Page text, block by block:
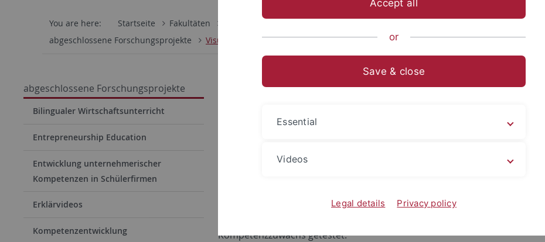
You are here: Startseite Fakultäten
abgeschlossene Forschungsprojekte
Visuelle Repräsentationen
abgeschlossene Forschungsprojekte
Bilingualer Wirtschaftsunterricht
Entrepreneurship Education
Entwicklung unternehmerischer
Kompetenzen in Schülerfirmen
Erklärvideos
Kompetenzentwicklung
Visuelle Repräsentationen (2017-2020)
Visuelle Repräsentationen wie Diagramme und Grafiken spielen - nicht
Biologieunterrichts - in der Alltagswelt von Schülerinnen und Schülern
Forschungsprojekts wurde zunächst die Diagramm-Lesekompetenz von
analysiert. Vertiefend wurde im zweiten Schritt die fachspezifische
durch Interviews mit Lehrerinnen und Lehrern und Schulbuchanalysen
unterschiedliche Ansätze zur Text-Diagramm-Integration im Hinblick auf
Kompetenzzuwachs getestet.
Accept all
or
Save & close
Essential
Videos
Legal details Privacy policy